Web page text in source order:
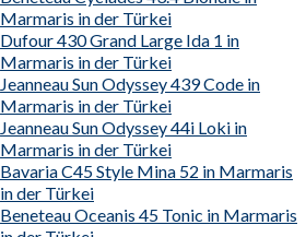
Marmaris in der Türkei
Dufour 430 Grand Large Ida 1 in
Marmaris in der Türkei
Jeanneau Sun Odyssey 439 Code in
Marmaris in der Türkei
Jeanneau Sun Odyssey 44i Loki in
Marmaris in der Türkei
Bavaria C45 Style Mina 52 in Marmaris
in der Türkei
Beneteau Oceanis 45 Tonic in Marmaris